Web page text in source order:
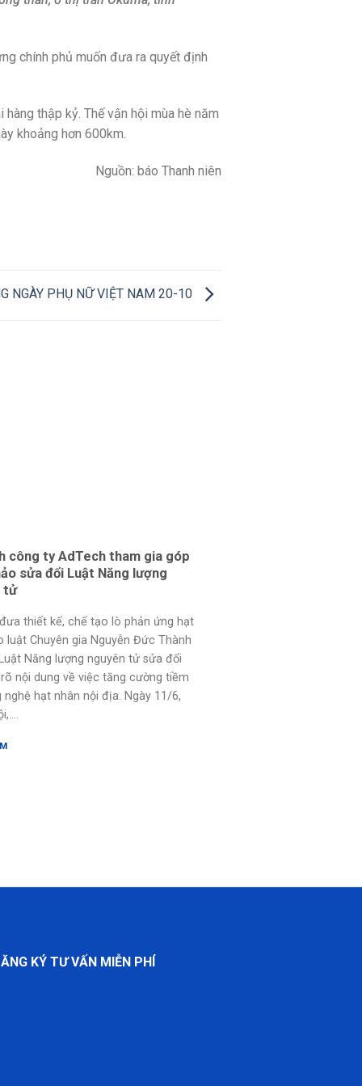
chính phủ muốn đưa ra quyết định
thập kỷ. Thế vận hội mùa hè năm
khoảng hơn 600km.
Nguồn: báo Thanh niên
NGÀY PHỤ NỮ VIỆT NAM 20-10
công ty AdTech tham gia góp
sửa đổi Luật Năng lượng
tử
thiết kế, chế tạo lò phản ứng hạt
luật Chuyên gia Nguyễn Đức Thành
Năng lượng nguyên tử sửa đổi
nội dung về việc tăng cường tiềm
nghệ hạt nhân nội địa. Ngày 11/6,
KÝ TƯ VẤN MIỄN PHÍ